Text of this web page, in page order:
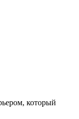
который